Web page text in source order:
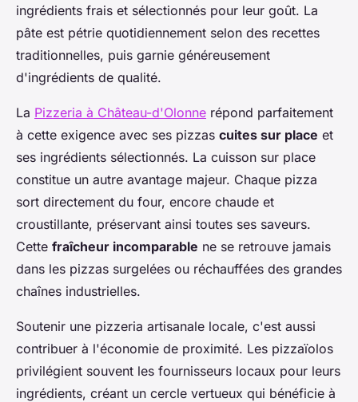
ingrédients frais et sélectionnés pour leur goût. La
pâte est pétrie quotidiennement selon des recettes
traditionnelles, puis garnie généreusement
d'ingrédients de qualité.
La Pizzeria à Château-d'Olonne répond parfaitement
à cette exigence avec ses pizzas cuites sur place et
ses ingrédients sélectionnés. La cuisson sur place
constitue un autre avantage majeur. Chaque pizza
sort directement du four, encore chaude et
croustillante, préservant ainsi toutes ses saveurs.
Cette fraîcheur incomparable ne se retrouve jamais
dans les pizzas surgelées ou réchauffées des grandes
chaînes industrielles.
Soutenir une pizzeria artisanale locale, c'est aussi
contribuer à l'économie de proximité. Les pizzaïolos
privilégient souvent les fournisseurs locaux pour leurs
ingrédients, créant un cercle vertueux qui bénéficie à